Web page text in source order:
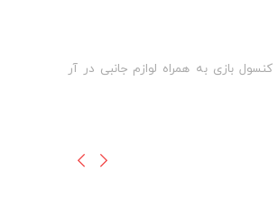
بازی به همراه لوازم جانبی در آر